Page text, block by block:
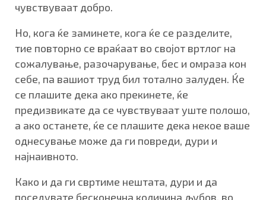
чувствуваат добро.
Но, кога ќе заминете, кога ќе се разделите,
тие повторно се враќаат во својот вртлог на
сожалување, разочарување, бес и омраза кон
себе, па вашиот труд бил тотално залуден. Ќе
се плашите дека ако прекинете, ќе
предизвикате да се чувствуваат уште полошо,
а ако останете, ќе се плашите дека некое ваше
однесување може да ги повреди, дури и
најнаивното.
Како и да ги свртиме нештата, дури и да
поседувате бесконечна количина љубов, во